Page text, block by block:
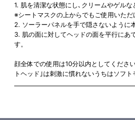
1. 肌を清潔な状態にし､クリームやゲルな
※シートマスクの上からでもご使用いただ
2. ソーラーパネルを手で隠さないように
3. 肌の面に対してヘッドの面を平行にあ
す。
顔全体での使用は10分以内としてくださ
トヘッド｣は刺激に慣れないうちはソフ